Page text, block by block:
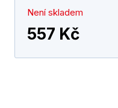
Není skladem
557 Kč